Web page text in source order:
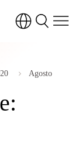
Agosto